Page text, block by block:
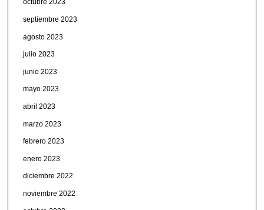
octubre 2023
septiembre 2023
agosto 2023
julio 2023
junio 2023
mayo 2023
abril 2023
marzo 2023
febrero 2023
enero 2023
diciembre 2022
noviembre 2022